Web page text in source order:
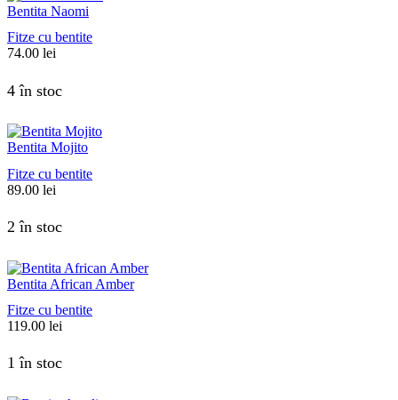
Bentita Naomi
Fitze cu bentite
74.00 lei
4 în stoc
Bentita Mojito
Fitze cu bentite
89.00 lei
2 în stoc
Bentita African Amber
Fitze cu bentite
119.00 lei
1 în stoc